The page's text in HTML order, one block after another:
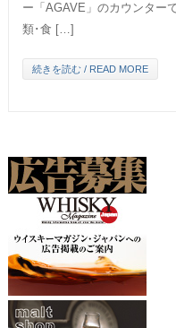
ー「AGAVE」のカウンター
類･食 […]
続きを読む / READ MORE